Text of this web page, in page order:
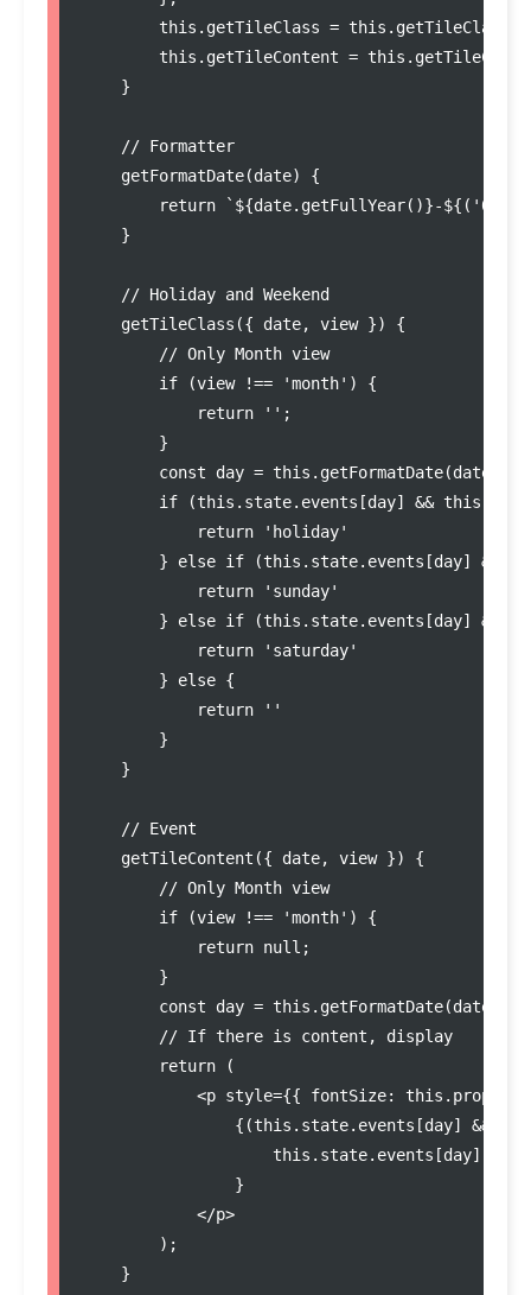
this . getTileClass = this . getTileClass
this . getTileContent = this .
    }
// Formatter
getFormatDate(date) {
return
` ${date. getFullYear()}-${ ( ' 0
    }
// Holiday and Weekend
getTileClass ({ date, view }) {
// Only Month view
if (view !== 'month' ) {
return
' ' ;
        }
const
day = this . getFormatDate(date);
if (this . state. events [day] && this
return
' holiday'
        }
else if (this . state. events [day] &&
return
' sunday'
        }
else if (this . state. events [day] &&
return
' saturday'
        }
else {
return
' '
        }
    }
// Event
getTileContent ({ date, view }) {
// Only Month view
if (view !== 'month' ) {
return null ;
        }
const
day = this . getFormatDate(date);
// If there is content, display
return (
<p style={{ fontSize: this . props
                {(
this . state. events [day] &&
this . state. events [day].
                }
</p>
        );
    }